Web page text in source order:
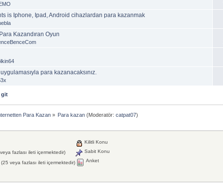
is Iphone, Ipad, Android cihazlardan para kazanmak
Kazandıran Oyun
para kazanacaksınız.
git
Para Kazan» Para kazan(Moderatör: catpat07)
fazlası ileti içermektedir)
veya fazlası ileti içermektedir)
Kilitli Konu
Sabit Konu
Anket